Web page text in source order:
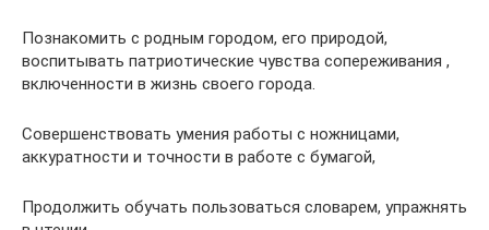
Познакомить с родным городом, его природой,
воспитывать патриотические чувства сопереживания ,
включенности в жизнь своего города.
Совершенствовать умения работы с ножницами,
аккуратности и точности в работе с бумагой,
Продолжить обучать пользоваться словарем, упражнять